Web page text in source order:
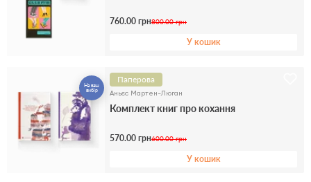
760.00 грн800.00 грн
У кошик
На ваш
вибір
Паперова
Аньєс Мартен-Люган
Комплект книг про кохання
570.00 грн600.00 грн
У кошик